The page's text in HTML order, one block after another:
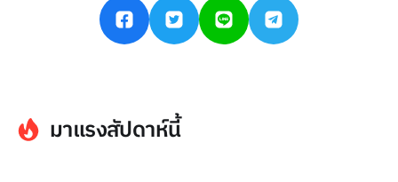
มาแรงสัปดาห์นี้